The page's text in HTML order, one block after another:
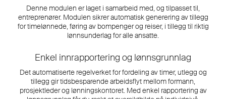
Denne modulen er laget i samarbeid med, og tilpasset til,
entreprenører. Modulen sikrer automatisk generering av tillegg
for timelønnede, føring av bompenger og reiser, i tillegg til riktig
lønnsunderlag for alle ansatte.
Enkel innrapportering og lønnsgrunnlag
Det automatiserte regelverket for fordeling av timer, utlegg og
tillegg gir tidsbesparende arbeidsflyt mellom formann,
prosjektleder og lønningskontoret. Med enkel rapportering av